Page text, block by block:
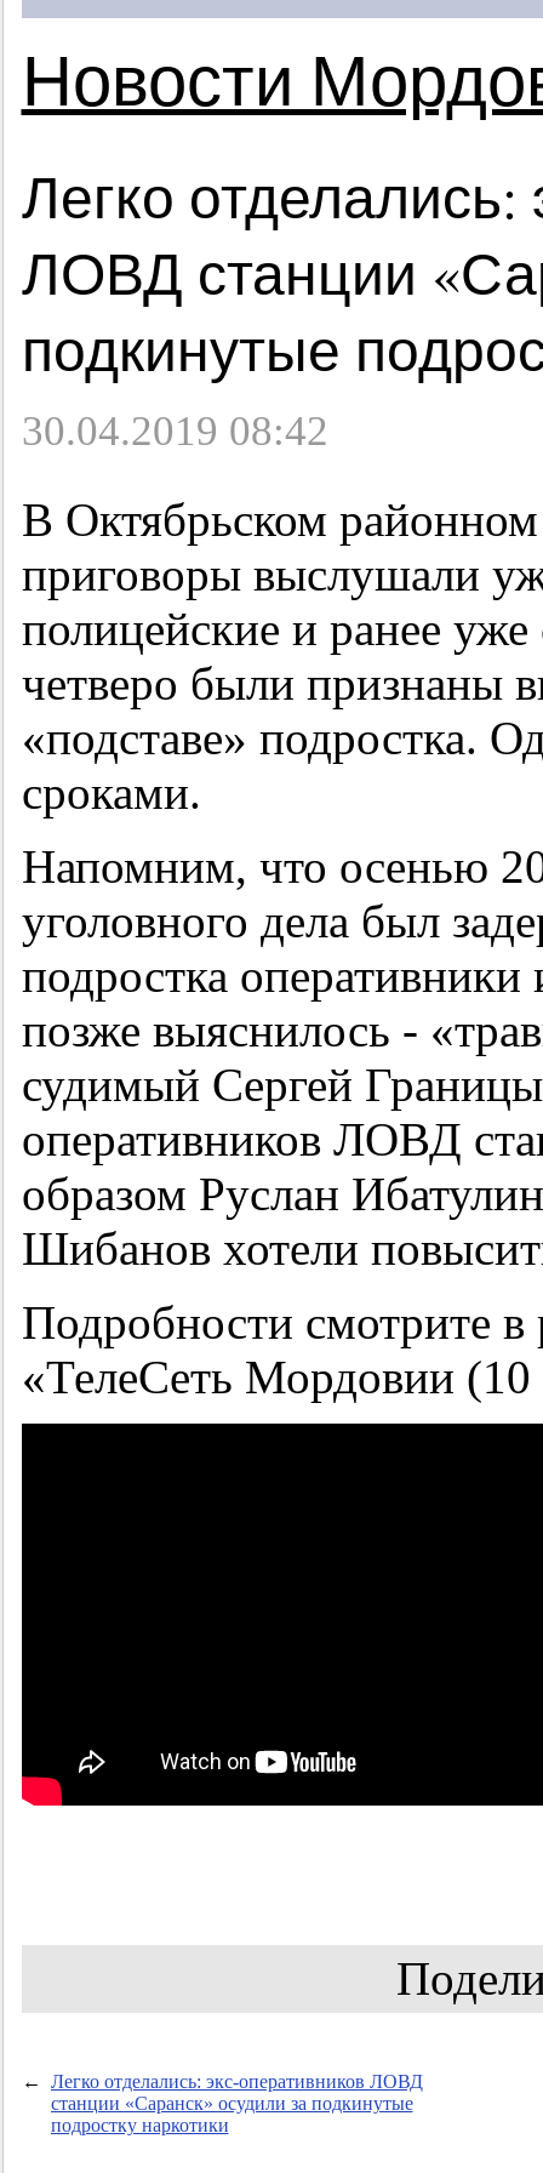
Новости
Легко
ЛОВД станции
подкинутые
30.04.2019 08:42
В Октябрьском районном
приговоры выслушали
полицейские и ранее
четверо были признаны
«подставе» подростка.
сроками.
Напомним, что осенью
уголовного дела был
подростка
позже выяснилось -
судимый Сергей
оперативников ЛОВД
образом Руслан
Шибанов хотели
Подробности смотрите в
«ТелеСеть Мордовии (10
←
Легко отделались: экс-оперативников ЛОВД
станции «Саранск» осудили за подкинутые
подростку наркотики